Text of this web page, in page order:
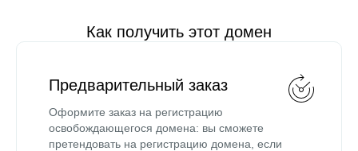
Как получить этот домен
Предварительный заказ
Оформите заказ на регистрацию
освобождающегося домена: вы сможете
претендовать на регистрацию домена, если